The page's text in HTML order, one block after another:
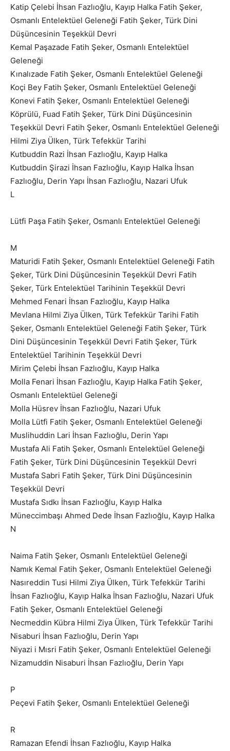
Katip Çelebi İhsan Fazlıoğlu, Kayıp Halka Fatih Şeker,
Osmanlı Entelektüel Geleneği Fatih Şeker, Türk Dini
Düşüncesinin Teşekkül Devri
Kemal Paşazade Fatih Şeker, Osmanlı Entelektüel
Geleneği
Kınalızade Fatih Şeker, Osmanlı Entelektüel Geleneği
Koçi Bey Fatih Şeker, Osmanlı Entelektüel Geleneği
Konevi Fatih Şeker, Osmanlı Entelektüel Geleneği
Köprülü, Fuad Fatih Şeker, Türk Dini Düşüncesinin
Teşekkül Devri Fatih Şeker, Osmanlı Entelektüel Geleneği
Hilmi Ziya Ülken, Türk Tefekkür Tarihi
Kutbuddin Razi İhsan Fazlıoğlu, Kayıp Halka
Kutbuddin Şirazi İhsan Fazlıoğlu, Kayıp Halka İhsan
Fazlıoğlu, Derin Yapı İhsan Fazlıoğlu, Nazari Ufuk
L
Lütfi Paşa Fatih Şeker, Osmanlı Entelektüel Geleneği
M
Maturidi Fatih Şeker, Osmanlı Entelektüel Geleneği Fatih
Şeker, Türk Dini Düşüncesinin Teşekkül Devri Fatih
Şeker, Türk Entelektüel Tarihinin Teşekkül Devri
Mehmed Fenari İhsan Fazlıoğlu, Kayıp Halka
Mevlana Hilmi Ziya Ülken, Türk Tefekkür Tarihi Fatih
Şeker, Osmanlı Entelektüel Geleneği Fatih Şeker, Türk
Dini Düşüncesinin Teşekkül Devri Fatih Şeker, Türk
Entelektüel Tarihinin Teşekkül Devri
Mirim Çelebi İhsan Fazlıoğlu, Kayıp Halka
Molla Fenari İhsan Fazlıoğlu, Kayıp Halka Fatih Şeker,
Osmanlı Entelektüel Geleneği
Molla Hüsrev İhsan Fazlıoğlu, Nazari Ufuk
Molla Lütfi Fatih Şeker, Osmanlı Entelektüel Geleneği
Muslihuddin Lari İhsan Fazlıoğlu, Derin Yapı
Mustafa Ali Fatih Şeker, Osmanlı Entelektüel Geleneği
Fatih Şeker, Türk Dini Düşüncesinin Teşekkül Devri
Mustafa Sabri Fatih Şeker, Türk Dini Düşüncesinin
Teşekkül Devri
Mustafa Sıdkı İhsan Fazlıoğlu, Kayıp Halka
Müneccimbaşı Ahmed Dede İhsan Fazlıoğlu, Kayıp Halka
N
Naima Fatih Şeker, Osmanlı Entelektüel Geleneği
Namık Kemal Fatih Şeker, Osmanlı Entelektüel Geleneği
Nasıreddin Tusi Hilmi Ziya Ülken, Türk Tefekkür Tarihi
İhsan Fazlıoğlu, Kayıp Halka İhsan Fazlıoğlu, Nazari Ufuk
Fatih Şeker, Osmanlı Entelektüel Geleneği
Necmeddin Kübra Hilmi Ziya Ülken, Türk Tefekkür Tarihi
Nisaburi İhsan Fazlıoğlu, Derin Yapı
Niyazi i Mısri Fatih Şeker, Osmanlı Entelektüel Geleneği
Nizamuddin Nisaburi İhsan Fazlıoğlu, Derin Yapı
P
Peçevi Fatih Şeker, Osmanlı Entelektüel Geleneği
R
Ramazan Efendi İhsan Fazlıoğlu, Kayıp Halka